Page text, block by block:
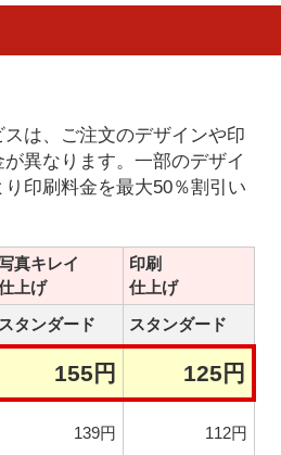
は、ご注文のデザインや印
異なります。一部のデザイ
印刷料金を最大50％割引い
真キレイ
上げ
印刷
仕上げ
スタンダード スタンダード
155円 125円
139円 112円